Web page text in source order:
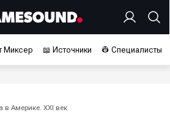
Миксер 📖 Источники 👷 Специалисты
в Америке. XXI век